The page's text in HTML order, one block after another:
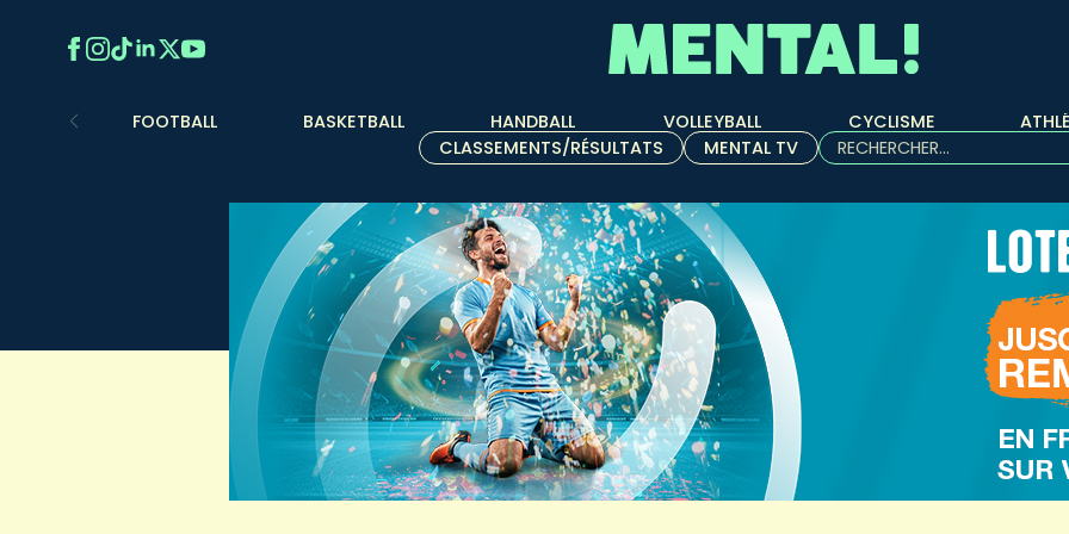
FOOTBALL BASKETBALL HANDBALL VOLLEYBALL CYCLISME
CLASSEMENTS/RÉSULTATS
MENTAL TV
Rechercher :